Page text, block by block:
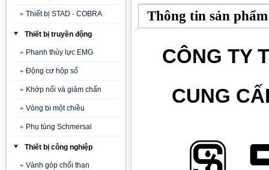
Thiết bị STAD - COBRA
Thiết bị truyền động
Phanh thủy lực EMG
Động cơ hộp số
Khớp nối và giảm chấn
Vòng bi một chiều
Phụ tùng Schmersal
Thiết bị công nghiệp
Vành góp chổi than
Thông tin sản phẩm
CÔNG TY
CUNG